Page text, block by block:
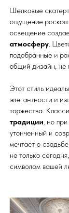
Шелковые
ощущение
освещение
атмосферу.
подобранные и
общий дизайн, не
Этот стиль
элегантности и
торжества.
традиции, но
утонченный и
мечтает о
не только
символом вашей